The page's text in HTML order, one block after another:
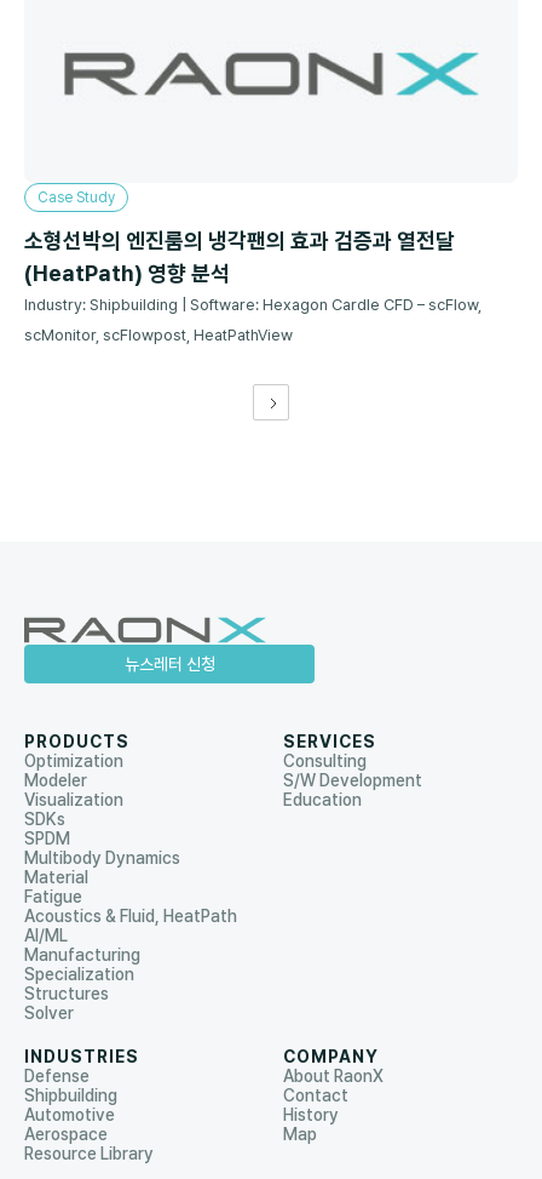
Case Study
소형선박의 엔진룸의 냉각팬의 효과 검증과 열전달
(HeatPath) 영향 분석
Industry: Shipbuilding | Software: Hexagon Cardle CFD – scFlow,
scMonitor, scFlowpost, HeatPathView
뉴스레터 신청
PRODUCTS
Optimization
Modeler
Visualization
SDKs
SPDM
Multibody Dynamics
Material
Fatigue
Acoustics & Fluid, HeatPath
AI/ML
Manufacturing
Specialization
Structures
Solver
SERVICES
Consulting
S/W Development
Education
INDUSTRIES
Defense
Shipbuilding
Automotive
Aerospace
Resource Library
COMPANY
About RaonX
Contact
History
Map